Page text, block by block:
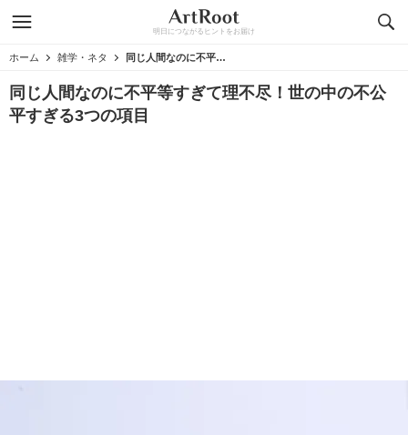
明日につながるヒントをお届け
ホーム 雑学・ネタ 同じ人間なのに不平等すぎて理不尽！世の中の不公平すぎる3つの項目
同じ人間なのに不平等すぎて理不尽！世の中の不公
平すぎる3つの項目